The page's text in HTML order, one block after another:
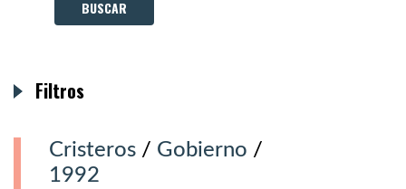
Cristeros / Gobierno /
1992
Filtros